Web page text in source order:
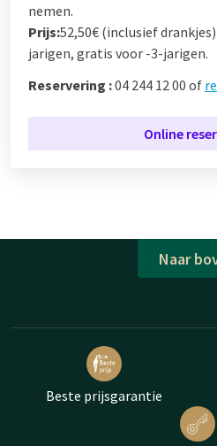
nemen.
Prijs:52,50€ (inclusief
jarigen, gratis voor -3-jarigen.
Reservering :04 244 12 00 of
Online
Naar
Beste prijsgarantie